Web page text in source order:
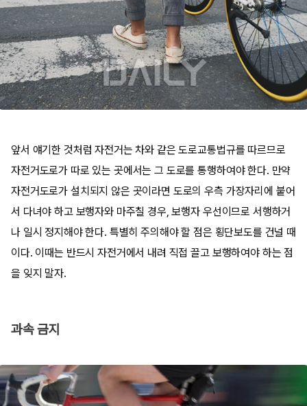
앞서 얘기한 것처럼 자전거는 차와 같은 도로교통법규를 따르므로
자전거도로가 따로 있는 곳에서는 그 도로를 통행하여야 한다. 만약
자전거도로가 설치되지 않은 곳이라면 도로의 우측 가장자리에 붙어
서 다녀야 하고 보행자와 마주칠 경우, 보행자 우선이므로 서행하거
나 일시 정지해야 한다. 특별히 주의해야 할 점은 횡단보도를 건널 때
이다. 이때는 반드시 자전거에서 내려 직접 끌고 보행하여야 하는 점
을 잊지 말자.
과속 금지